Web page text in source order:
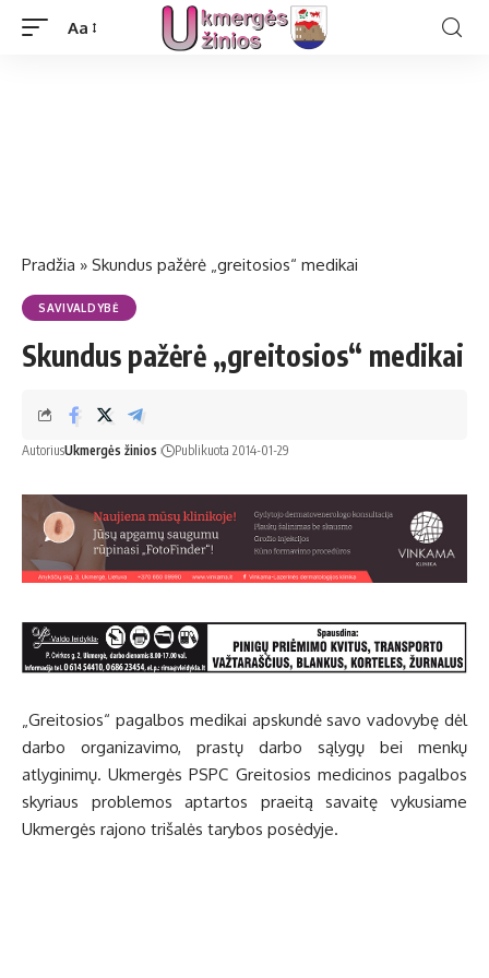
Aa
Pradžia » Skundus pažėrė „greitosios“ medikai
SAVIVALDYBĖ
Skundus pažėrė „greitosios“ medikai
AutoriusUkmergės žinios Publikuota 2014-01-29
„Greitosios“ pagalbos medikai apskundė savo vadovybę dėl
darbo organizavimo, prastų darbo sąlygų bei menkų
atlyginimų. Ukmergės PSPC Greitosios medicinos pagalbos
skyriaus problemos aptartos praeitą savaitę vykusiame
Ukmergės rajono trišalės tarybos posėdyje.